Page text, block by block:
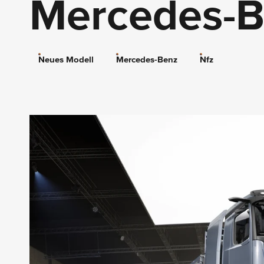
Mercedes-
Neues Modell Mercedes-Benz Nfz